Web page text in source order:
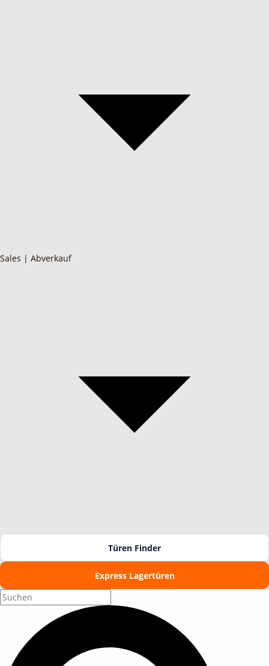
Sales | Abverkauf
Türen Finder
Express Lagertüren